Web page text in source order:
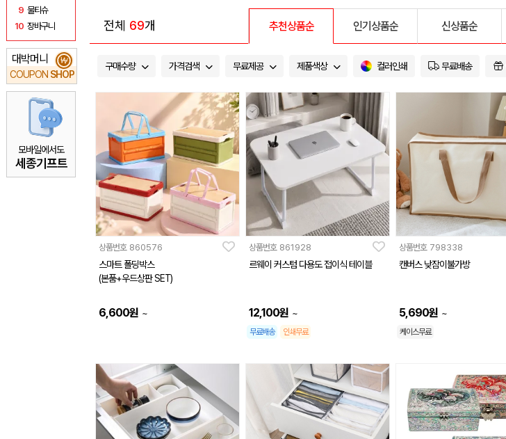
9 물티슈
10 장바구니
대박머니
COUPON SHOP
₩
모바일에서도
세종기프트
전체 69개 추천상품순 인기상품순 신상품순
구매수량 가격검색 무료제공 제품색상 컬러인쇄 무료배송
상품번호 860576
스마트 폴딩박스
(본품+우드상판 SET)
6,600원 ~
상품번호 861928
르웨이 커스텀 다용도 접이식 테이블
12,100원 ~
무료배송 인쇄무료
상품번호 798338
캔버스 낮잠이불가방
5,690원 ~
케이스무료